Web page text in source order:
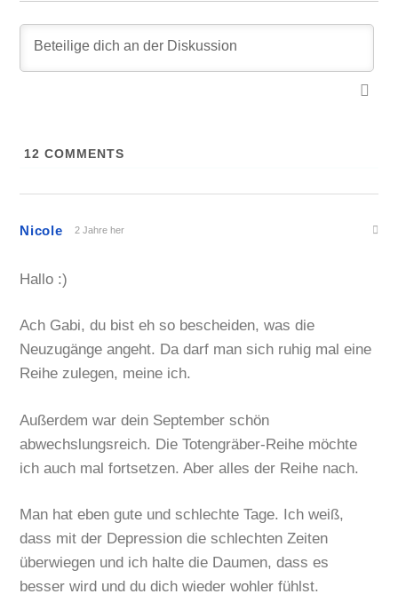
12 COMMENTS
Nicole 2 Jahre her
Hallo :)
Ach Gabi, du bist eh so bescheiden, was die
Neuzugänge angeht. Da darf man sich ruhig mal eine
Reihe zulegen, meine ich.
Außerdem war dein September schön
abwechslungsreich. Die Totengräber-Reihe möchte
ich auch mal fortsetzen. Aber alles der Reihe nach.
Man hat eben gute und schlechte Tage. Ich weiß,
dass mit der Depression die schlechten Zeiten
überwiegen und ich halte die Daumen, dass es
besser wird und du dich wieder wohler fühlst.